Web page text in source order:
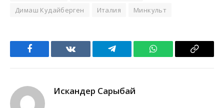
Димаш Кудайберген
Италия Минкульт
Facebook VKontakteTelegram WhatsApp Copy
Искандер Сарыбай